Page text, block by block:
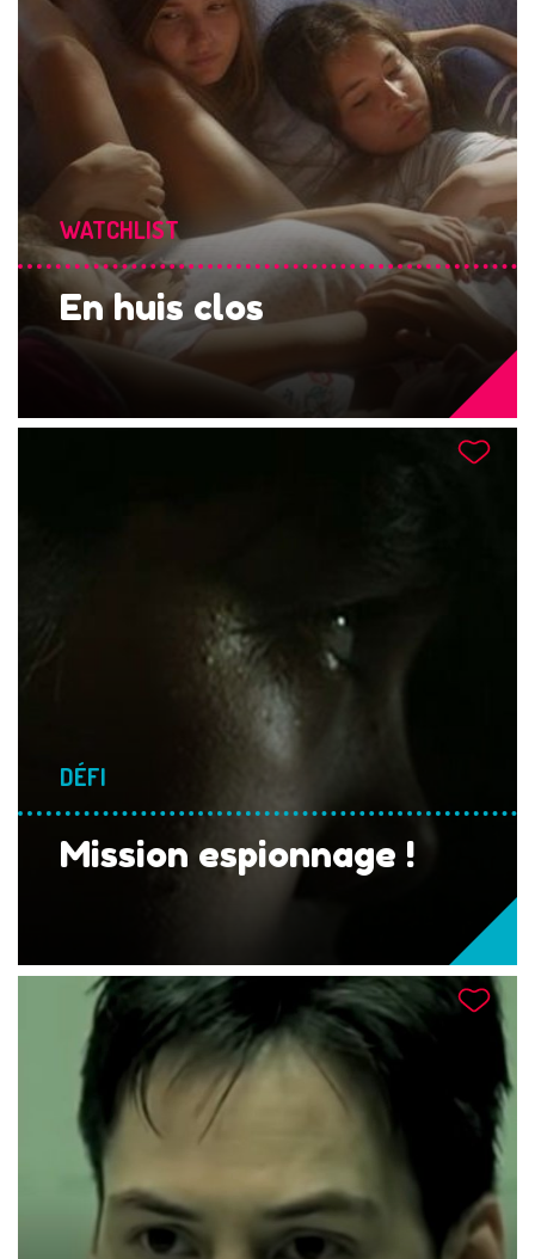
WATCHLIST
En huis clos
DÉFI
Mission espionnage !